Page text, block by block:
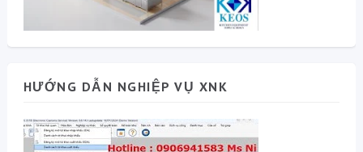
HƯỚNG DẪN NGHIỆP VỤ XNK